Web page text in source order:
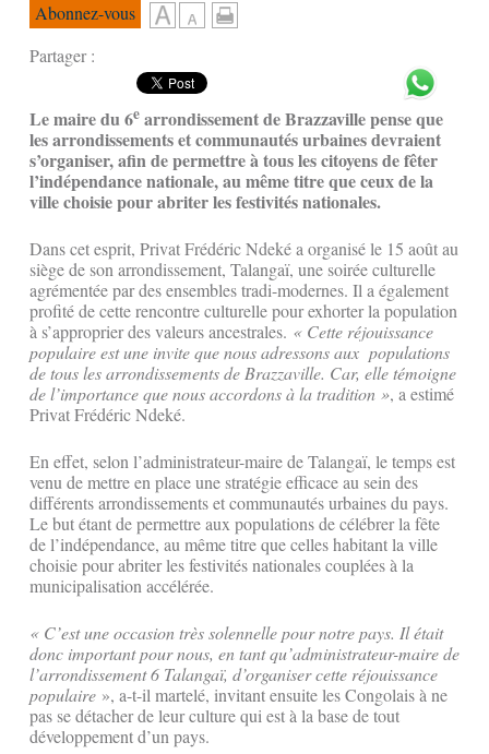
Abonnez-vous
Partager :
Le maire du 6e arrondissement de Brazzaville pense que
les arrondissements et communautés urbaines devraient
s’organiser, afin de permettre à tous les citoyens de fêter
l’indépendance nationale, au même titre que ceux de la
ville choisie pour abriter les festivités nationales.
Dans cet esprit, Privat Frédéric Ndeké a organisé le 15 août au
siège de son arrondissement, Talangaï, une soirée culturelle
agrémentée par des ensembles tradi-modernes. Il a également
profité de cette rencontre culturelle pour exhorter la population
à s’approprier des valeurs ancestrales. « Cette réjouissance
populaire est une invite que nous adressons aux populations
de tous les arrondissements de Brazzaville. Car, elle témoigne
de l’importance que nous accordons à la tradition », a estimé
Privat Frédéric Ndeké.
En effet, selon l’administrateur-maire de Talangaï, le temps est
venu de mettre en place une stratégie efficace au sein des
différents arrondissements et communautés urbaines du pays.
Le but étant de permettre aux populations de célébrer la fête
de l’indépendance, au même titre que celles habitant la ville
choisie pour abriter les festivités nationales couplées à la
municipalisation accélérée.
« C’est une occasion très solennelle pour notre pays. Il était
donc important pour nous, en tant qu’administrateur-maire de
l’arrondissement 6 Talangaï, d’organiser cette réjouissance
populaire », a-t-il martelé, invitant ensuite les Congolais à ne
pas se détacher de leur culture qui est à la base de tout
développement d’un pays.